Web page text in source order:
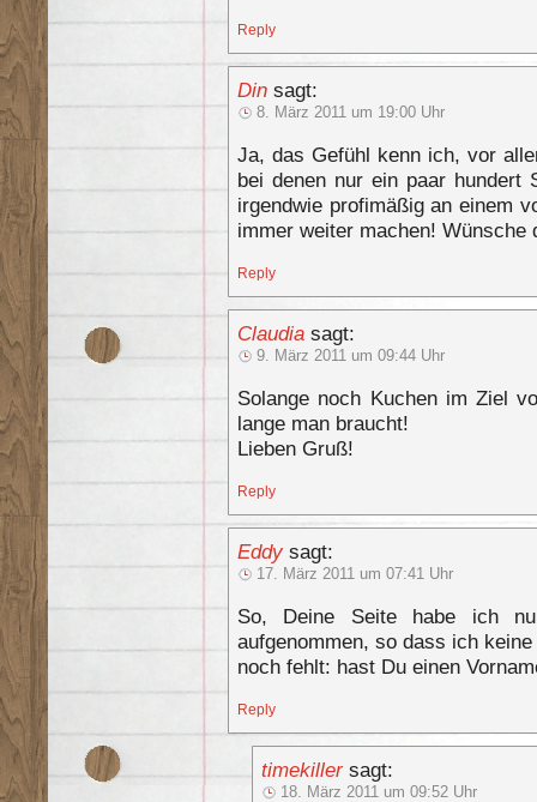
Reply
Din sagt:
8. März 2011 um 19:00 Uhr
Ja, das Gefühl kenn ich, vor
bei denen nur ein paar hundert
irgendwie profimäßig an einem
immer weiter machen! Wünsche
Reply
Claudia sagt:
9. März 2011 um 09:44 Uhr
Solange noch Kuchen im Ziel
lange man braucht!
Lieben Gruß!
Reply
Eddy sagt:
17. März 2011 um 07:41 Uhr
So, Deine Seite habe ich
aufgenommen, so dass ich
noch fehlt: hast Du einen
Reply
timekiller sagt:
18. März 2011 um 09:52 Uhr